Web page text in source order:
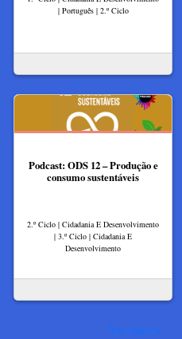
| Português | 2.º Ciclo
Podcast: ODS 12 – Produção e
consumo sustentáveis
2.º Ciclo | Cidadania E Desenvolvimento
| 3.º Ciclo | Cidadania E
Desenvolvimento
Ver mais